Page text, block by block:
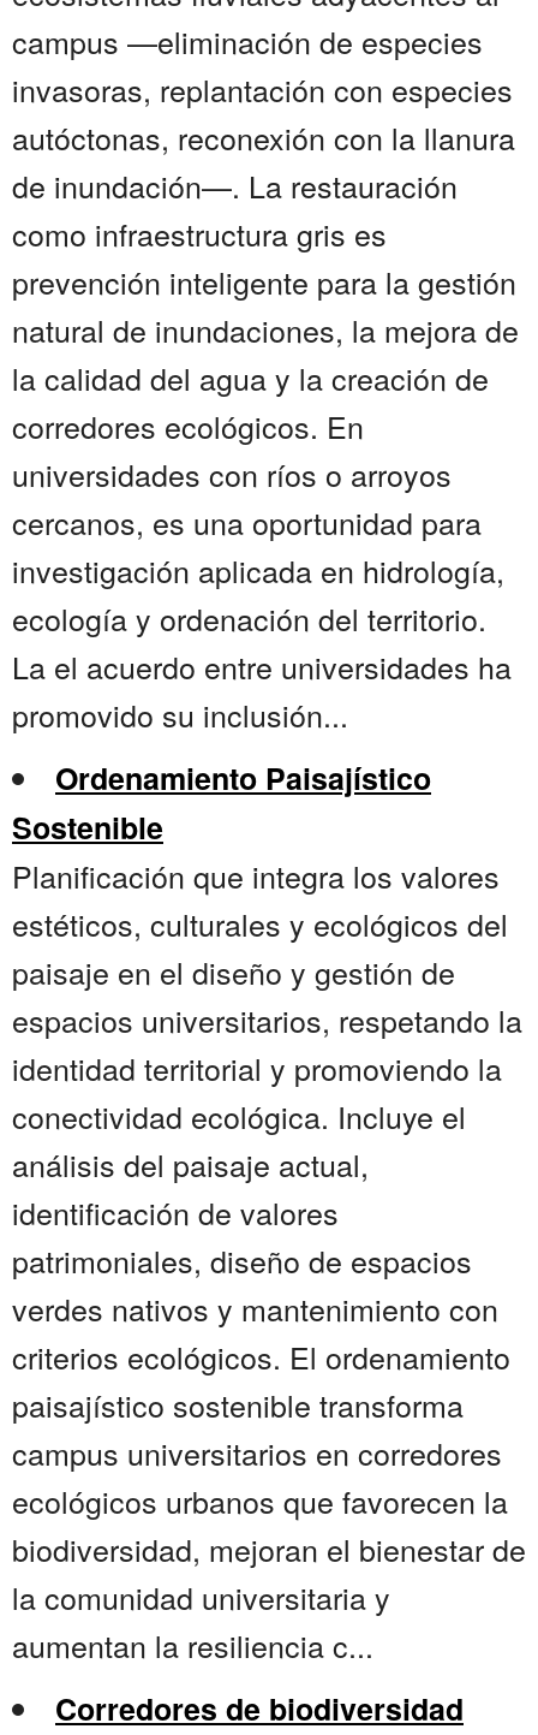
campus —eliminación de especies
invasoras, replantación con especies
autóctonas, reconexión con la llanura
de inundación—. La restauración
como infraestructura gris es
prevención inteligente para la gestión
natural de inundaciones, la mejora de
la calidad del agua y la creación de
corredores ecológicos. En
universidades con ríos o arroyos
cercanos, es una oportunidad para
investigación aplicada en hidrología,
ecología y ordenación del territorio.
La el acuerdo entre universidades ha
promovido su inclusión...
Ordenamiento Paisajístico
Sostenible
Planificación que integra los valores
estéticos, culturales y ecológicos del
paisaje en el diseño y gestión de
espacios universitarios, respetando la
identidad territorial y promoviendo la
conectividad ecológica. Incluye el
análisis del paisaje actual,
identificación de valores
patrimoniales, diseño de espacios
verdes nativos y mantenimiento con
criterios ecológicos. El ordenamiento
paisajístico sostenible transforma
campus universitarios en corredores
ecológicos urbanos que favorecen la
biodiversidad, mejoran el bienestar de
la comunidad universitaria y
aumentan la resiliencia c...
Corredores de biodiversidad